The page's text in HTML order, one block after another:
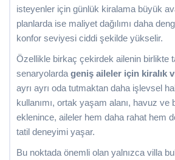
isteyenler için günlük kiralama büyük
planlarda ise maliyet dağılımı daha
konfor seviyesi ciddi şekilde yükselir.
Özellikle birkaç çekirdek ailenin birlikte
senaryolarda geniş aileler için kiralık
ayrı ayrı oda tutmaktan daha işlevsel
kullanımı, ortak yaşam alanı, havuz ve
eklenince, aileler hem daha rahat hem
tatil deneyimi yaşar.
Bu noktada önemli olan yalnızca villa